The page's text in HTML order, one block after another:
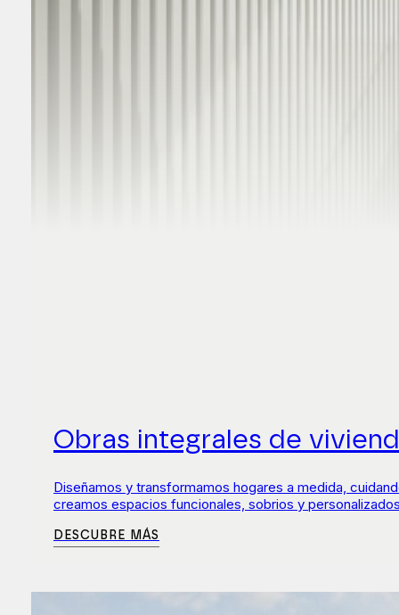
Obras integrales de
Diseñamos y transformamos hogares a medida,
creamos espacios funcionales, sobrios y
DESCUBRE MÁS